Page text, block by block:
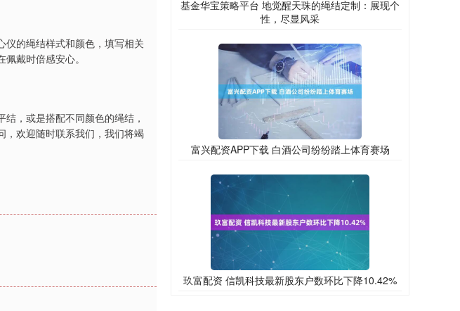
仪的绳结样式和颜色，填写相关
戴时倍感安心。
，或是搭配不同颜色的绳结，
，欢迎随时联系我们，我们将竭
基金华宝策略平台 地觉醒天珠的绳结定制：展现个
性，尽显风采
富兴配资APP下载 白酒公司纷纷踏上体育赛场
玖富配资 信凯科技最新股东户数环比下降10.42%